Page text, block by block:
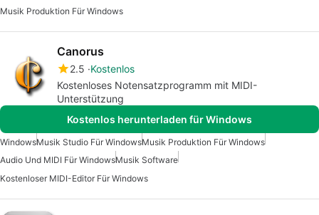
Musik Produktion Für Windows
Canorus
2.5 Kostenlos
Kostenloses Notensatzprogramm mit MIDI-
Unterstützung
Kostenlos herunterladen für Windows
WindowsMusik Studio Für WindowsMusik Produktion Für Windows
Audio Und MIDI Für WindowsMusik Software
Kostenloser MIDI-Editor Für Windows